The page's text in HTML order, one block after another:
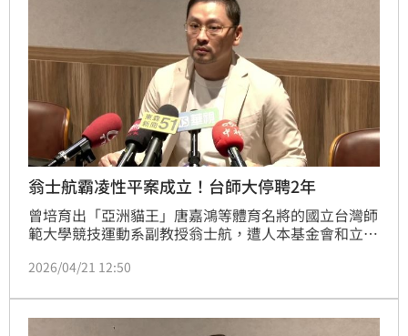
翁士航霸凌性平案成立！台師大停聘2年
曾培育出「亞洲貓王」唐嘉鴻等體育名將的國立台灣師
範大學競技運動系副教授翁士航，遭人本基金會和立委
助理教練麥劉湘涵也涉入其中，2人分別遭停聘2年與終
處分。
2026/04/21 12:50